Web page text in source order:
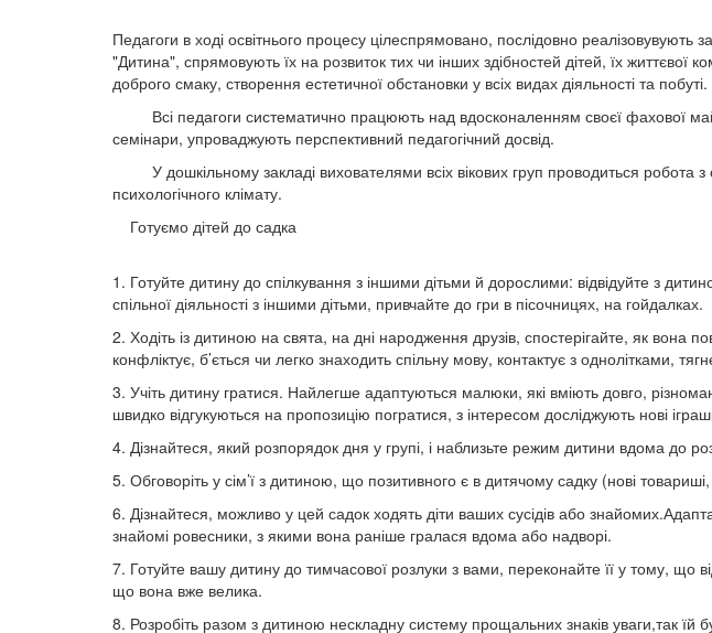
Педагоги в ході освітнього процесу цілеспрямовано, послідовно реалізовувують
"Дитина", спрямовують їх на розвиток тих чи інших здібностей дітей, їх життєвої
доброго смаку, створення естетичної обстановки у всіх видах діяльності та побуті.
Всі педагоги систематично працюють над вдосконаленням своєї фахової
семінари, упроваджують перспективний педагогічний досвід.
У дошкільному закладі вихователями всіх вікових груп проводиться робота з
психологічного клімату.
Готуємо дітей до садка
1. Готуйте дитину до спілкування з іншими дітьми й дорослими: відвідуйте з
спільної діяльності з іншими дітьми, привчайте до гри в пісочницях, на гойдалках.
2. Ходіть із дитиною на свята, на дні народження друзів, спостерігайте, як вона
конфліктує, б’ється чи легко знаходить спільну мову, контактує з однолітками,
3. Учіть дитину гратися. Найлегше адаптуються малюки, які вміють довго,
швидко відгукуються на пропозицію погратися, з інтересом досліджують нові
4. Дізнайтеся, який розпорядок дня у групі, і наблизьте режим дитини вдома до
5. Обговоріть у сім’ї з дитиною, що позитивного є в дитячому садку (нові товариші,
6. Дізнайтеся, можливо у цей садок ходять діти ваших сусідів або
знайомі ровесники, з якими вона раніше гралася вдома або надворі.
7. Готуйте вашу дитину до тимчасової розлуки з вами, переконайте її у тому, що
що вона вже велика.
8. Розробіть разом з дитиною нескладну систему прощальних знаків уваги,так їй